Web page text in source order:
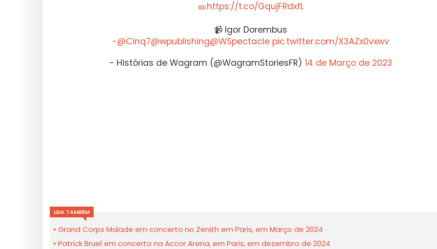
🎫https://t.co/GqujFRdxfL
📹 Igor Dorembus
-@Cinq7@wpublishing@WSpectacle pic.twitter.com/X3AZx0vxwv
- Histórias de Wagram (@WagramStoriesFR) 14 de Março de 2023
LEIA TAMBÉM
Grand Corps Malade em concerto no Zenith em Paris, em Março de 2024
Patrick Bruel em concerto na Accor Arena, em Paris, em dezembro de 2024